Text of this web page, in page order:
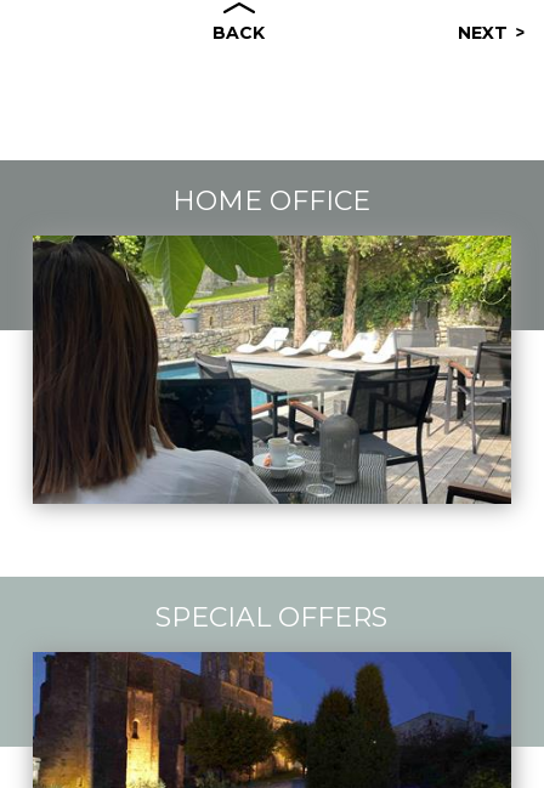
NEXT
BACK
HOME OFFICE
SPECIAL OFFERS